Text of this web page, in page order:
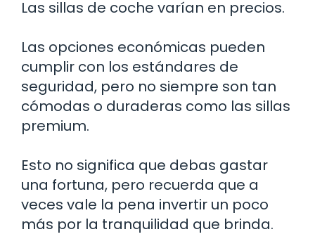
Las sillas de coche varían en precios.
Las opciones económicas pueden
cumplir con los estándares de
seguridad, pero no siempre son tan
cómodas o duraderas como las sillas
premium.
Esto no significa que debas gastar
una fortuna, pero recuerda que a
veces vale la pena invertir un poco
más por la tranquilidad que brinda.